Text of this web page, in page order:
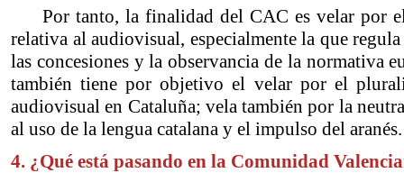
Por tanto, la finalidad del CAC es velar por
relativa al audiovisual, especialmente la que
las concesiones y la observancia de la normativa
también tiene por objetivo el velar por el
audiovisual en Cataluña; vela también por la
al uso de la lengua catalana y el impulso del aranés.
4. ¿Qué está pasando en la Comunidad